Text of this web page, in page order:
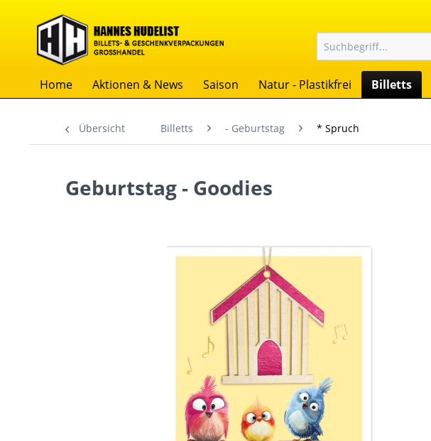
Home Aktionen & News Saison Natur - Plastikfrei Billetts
Übersicht Billetts - Geburtstag * Spruch
Geburtstag - Goodies